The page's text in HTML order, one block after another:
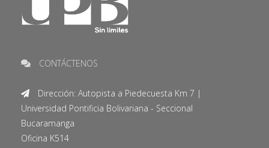
CONTÁCTENOS
Dirección: Autopista a Piedecuesta Km 7 |
Universidad Pontificia Bolivariana - Seccional
Bucaramanga
Oficina K514